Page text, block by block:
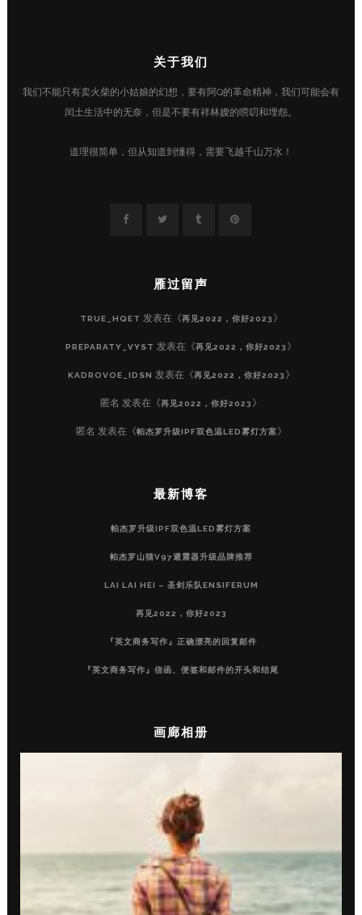
关于我们
我们不能只有卖火柴的小姑娘的幻想，要有阿Q的革命精神，我们可能会有
闰土生活中的无奈，但是不要有祥林嫂的唠叨和埋怨。
道理很简单，但从知道到懂得，需要飞越千山万水！
雁过留声
TRUE_HQET 发表在《再见2022，你好2023 》
PREPARATY_VYST 发表在《再见2022，你好2023 》
KADROVOE_IDSN 发表在《再见2022，你好2023 》
匿名 发表在《再见2022，你好2023 》
匿名 发表在《帕杰罗升级IPF双色温LED雾灯方案》
最新博客
帕杰罗升级IPF双色温LED雾灯方案
帕杰罗山猫V97避震器升级品牌推荐
LAI LAI HEI – 圣剑乐队ENSIFERUM
再见2022，你好2023
『英文商务写作』正确漂亮的回复邮件
『英文商务写作』信函、便签和邮件的开头和结尾
画廊相册